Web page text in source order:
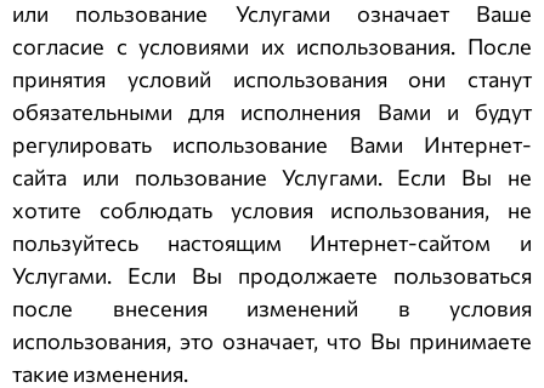
или пользование Услугами означает Ваше
согласие с условиями их использования. После
принятия условий использования они станут
обязательными для исполнения Вами и будут
регулировать использование Вами Интернет-
сайта или пользование Услугами. Если Вы не
хотите соблюдать условия использования, не
пользуйтесь настоящим Интернет-сайтом и
Услугами. Если Вы продолжаете пользоваться
после внесения изменений в условия
использования, это означает, что Вы принимаете
такие изменения.